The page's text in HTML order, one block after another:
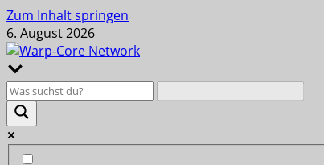
Zum Inhalt springen
6. August 2026